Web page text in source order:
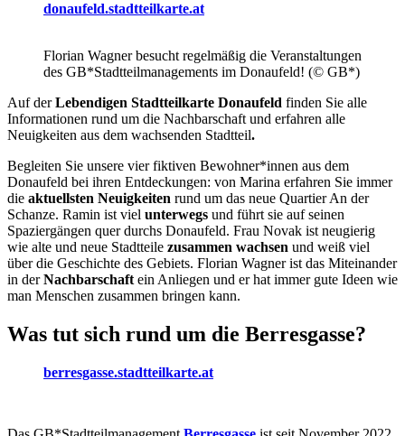
donaufeld.stadtteilkarte.at
Florian Wagner besucht regelmäßig die Veranstaltungen
des GB*Stadtteilmanagements im Donaufeld! (© GB*)
Auf derLebendigen Stadtteilkarte Donaufeld finden Sie alle
Informationen rund um die Nachbarschaft und erfahren alle
Neuigkeiten aus dem wachsenden Stadtteil.
Begleiten Sie unsere vier fiktiven Bewohner*innen aus dem
Donaufeld bei ihren Entdeckungen: von Marina erfahren Sie immer
die aktuellsten Neuigkeiten rund um das neue Quartier An der
Schanze. Ramin ist viel unterwegs und führt sie auf seinen
Spaziergängen quer durchs Donaufeld. Frau Novak ist neugierig
wie alte und neue Stadtteile zusammen wachsen und weiß viel
über die Geschichte des Gebiets. Florian Wagner ist das Miteinander
in derNachbarschaft ein Anliegen und er hat immer gute Ideen wie
man Menschen zusammen bringen kann.
Was tut sich rund um die Berresgasse?
berresgasse.stadtteilkarte.at